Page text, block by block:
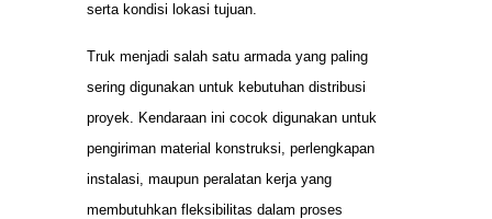
serta kondisi lokasi tujuan.
Truk menjadi salah satu armada yang paling
sering digunakan untuk kebutuhan distribusi
proyek. Kendaraan ini cocok digunakan untuk
pengiriman material konstruksi, perlengkapan
instalasi, maupun peralatan kerja yang
membutuhkan fleksibilitas dalam proses